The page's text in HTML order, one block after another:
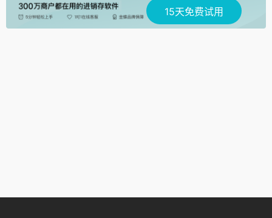
15天免费试用